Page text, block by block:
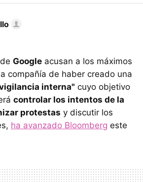
Google acusan a los máximos
compañía de haber creado una
interna" cuyo objetivo
controlar los intentos de la
protestas y discutir los
ha avanzado Bloomberg este